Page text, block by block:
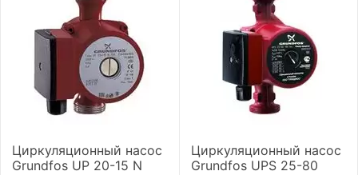
Циркуляционный насос
Grundfos UP 20-15 N
Циркуляционный насос
Grundfos UPS 25-80